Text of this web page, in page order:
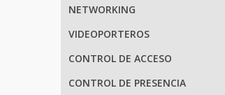
NETWORKING
VIDEOPORTEROS
CONTROL DE ACCESO
CONTROL DE PRESENCIA